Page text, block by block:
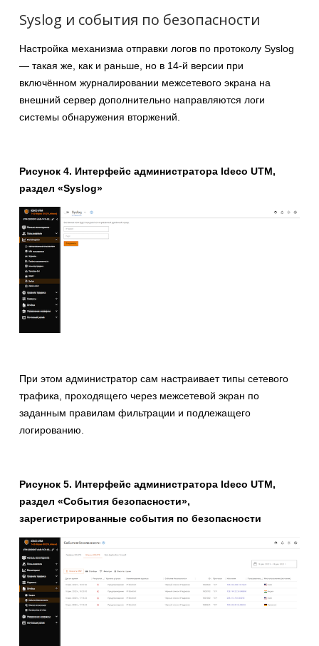
Syslog и события по безопасности
Настройка механизма отправки логов по протоколу Syslog
— такая же, как и раньше, но в 14-й версии при
включённом журналировании межсетевого экрана на
внешний сервер дополнительно направляются логи
системы обнаружения вторжений.
Рисунок 4. Интерфейс администратора Ideco UTM,
раздел «Syslog»
При этом администратор сам настраивает типы сетевого
трафика, проходящего через межсетевой экран по
заданным правилам фильтрации и подлежащего
логированию.
Рисунок 5. Интерфейс администратора Ideco UTM,
раздел «События безопасности»,
зарегистрированные события по безопасности